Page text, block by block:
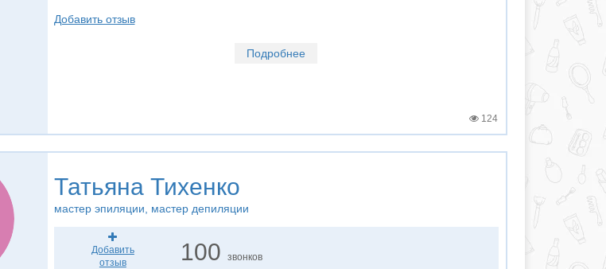
Добавить отзыв
Подробнее
124
Татьяна Тихенко
мастер эпиляции, мастер депиляции
Добавить
отзыв
100звонков